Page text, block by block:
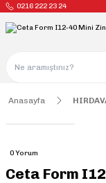
0216 222 23 24
Anasayfa
0 Yorum
Ceta Form